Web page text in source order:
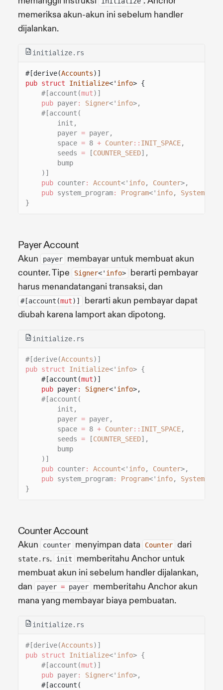
memeriksa akun-akun ini sebelum handler
dijalankan.
initialize.rs
#[derive(Accounts)]
pub struct
Initialize<' info> {
#[account(mut)]
pub payer: Signer<' info>,
#[account(
init,
payer = payer,
space = 8 + Counter:: INIT_SPACE,
seeds = [COUNTER_SEED],
bump
)]
pub counter: Account<' info, Counter>,
pub system_program: Program<' info, System
}
Payer Account
Akun payer
membayar untuk membuat akun
counter. Tipe
Signer<' info>
berarti pembayar
harus menandatangani transaksi, dan
#[account(mut)]
berarti akun pembayar dapat
diubah karena lamport akan dipotong.
initialize.rs
#[derive(Accounts)]
pub struct
Initialize<' info> {
#[account(mut)]
pub payer: Signer<' info>,
#[account(
init,
payer = payer,
space = 8 + Counter:: INIT_SPACE,
seeds = [COUNTER_SEED],
bump
)]
pub counter: Account<' info, Counter>,
pub system_program: Program<' info, System
}
Counter Account
Akun counter menyimpan data Counter dari
state.rs. init
memberitahu Anchor untuk
membuat akun ini sebelum handler dijalankan,
dan
payer = payer
memberitahu Anchor akun
mana yang membayar biaya pembuatan.
initialize.rs
#[derive(Accounts)]
pub struct
Initialize<' info> {
#[account(mut)]
pub payer: Signer<' info>,
#[account(